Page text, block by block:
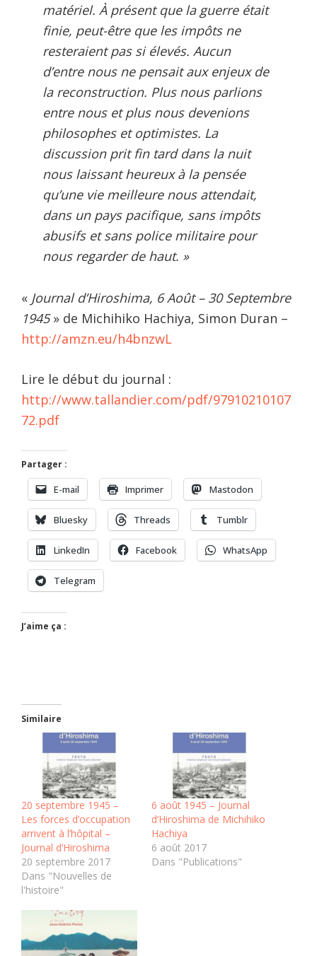
matériel. À présent que la guerre était
finie, peut-être que les impôts ne
resteraient pas si élevés. Aucun
d’entre nous ne pensait aux enjeux de
la reconstruction. Plus nous parlions
entre nous et plus nous devenions
philosophes et optimistes. La
discussion prit fin tard dans la nuit
nous laissant heureux à la pensée
qu’une vie meilleure nous attendait,
dans un pays pacifique, sans impôts
abusifs et sans police militaire pour
nous regarder de haut. »
« Journal d’Hiroshima, 6 Août – 30 Septembre
1945» de Michihiko Hachiya, Simon Duran –
http://amzn.eu/h4bnzwL
Lire le début du journal :
http://www.tallandier.com/pdf/97910210107
72.pdf
Partager :
E-mail Imprimer Mastodon
Bluesky Threads Tumblr
LinkedIn Facebook WhatsApp
Telegram
J’aime ça :
Similaire
20 septembre 1945 –
Les forces d’occupation
arrivent à l’hôpital –
Journal d’Hiroshima
20 septembre 2017
Dans "Nouvelles de
l'histoire"
6 août 1945 – Journal
d’Hiroshima de Michihiko
Hachiya
6 août 2017
Dans "Publications"